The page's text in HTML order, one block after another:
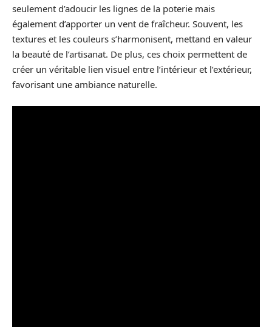
seulement d’adoucir les lignes de la poterie mais
également d’apporter un vent de fraîcheur. Souvent, les
textures et les couleurs s’harmonisent, mettand en valeur
la beauté de l’artisanat. De plus, ces choix permettent de
créer un véritable lien visuel entre l’intérieur et l’extérieur,
favorisant une ambiance naturelle.